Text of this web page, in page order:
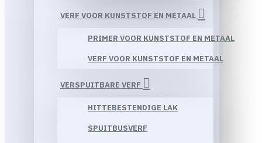
VERF VOOR KUNSTSTOF EN METAAL
PRIMER VOOR KUNSTSTOF EN METAAL
VERF VOOR KUNSTSTOF EN METAAL
VERSPUITBARE VERF
HITTEBESTENDIGE LAK
SPUITBUSVERF